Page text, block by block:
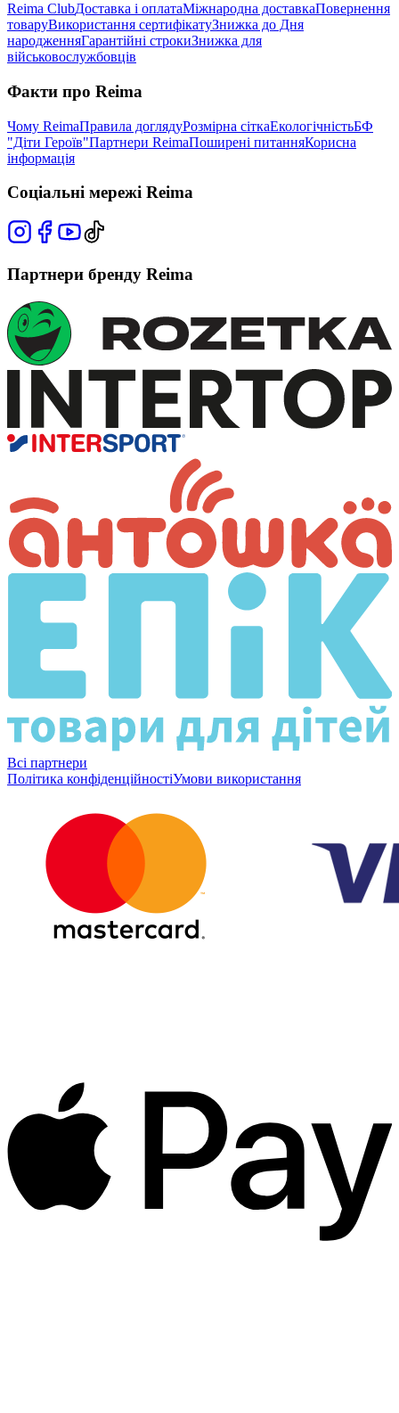
Reima ClubДоставка і оплатаМіжнародна доставкаПовернення
товаруВикористання сертифікатуЗнижка до Дня
народженняГарантійні строкиЗнижка для
військовослужбовців
Факти про Reima
Чому ReimaПравила доглядуРозмірна сіткаЕкологічністьБФ
"Діти Героїв"Партнери ReimaПоширені питанняКорисна
інформація
Соціальні мережі Reima
Партнери бренду Reima
Всі партнери
Політика конфіденційностіУмови використання